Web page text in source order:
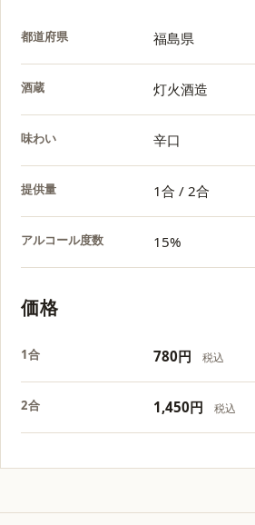
都道府県 福島県
酒蔵 灯火酒造
味わい 辛口
提供量 1合 / 2合
アルコール度数 15%
価格
1合 780円 税込
2合 1,450円 税込